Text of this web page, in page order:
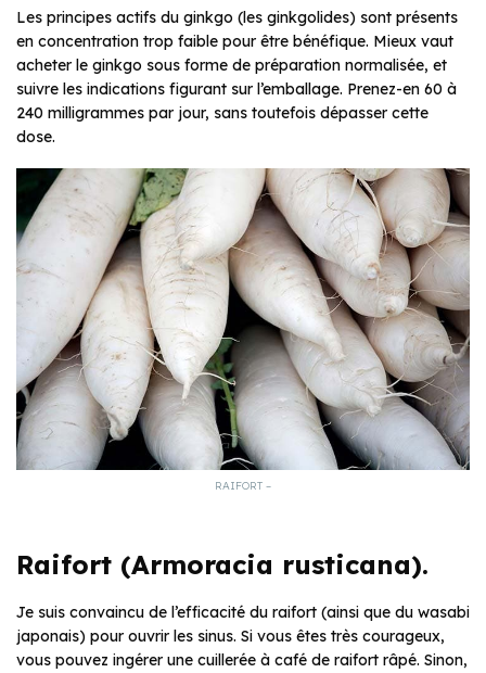
Les principes actifs du ginkgo (les ginkgolides) sont présents
en concentration trop faible pour être bénéfique. Mieux vaut
acheter le ginkgo sous forme de préparation normalisée, et
suivre les indications figurant sur l’emballage. Prenez-en 60 à
240 milligrammes par jour, sans toutefois dépasser cette
dose.
RAIFORT –
Raifort (Armoracia rusticana).
Je suis convaincu de l’efficacité du raifort (ainsi que du wasabi
japonais) pour ouvrir les sinus. Si vous êtes très courageux,
vous pouvez ingérer une cuillerée à café de raifort râpé. Sinon,